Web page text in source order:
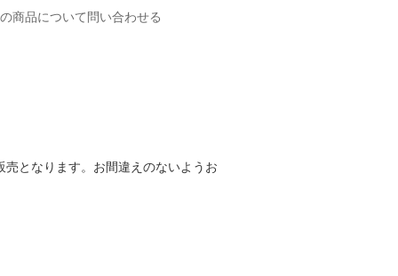
商品について問い合わせる
となります。お間違えのないようお